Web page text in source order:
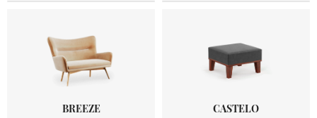
BREEZE CASTELO